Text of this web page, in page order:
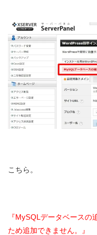
こちら。
『MySQLデータベース
ため追加できません。』